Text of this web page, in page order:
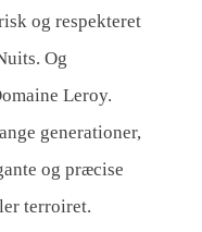
og respekteret
Og
Leroy.
generationer,
og præcise
terroiret.